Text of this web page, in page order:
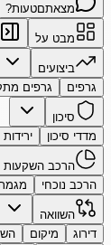
מצאתםטעות?
מבט על
ביצועים
גרפים
גרפים
סיכון
מדדי סיכון
ירידות
הרכב השקעות
הרכב נוכחי
השוואה
דירוג
מיקום